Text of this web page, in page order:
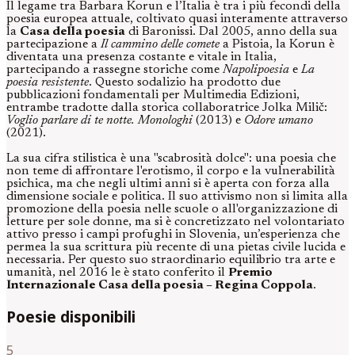
Il legame tra Barbara Korun e l’Italia è tra i più fecondi della
poesia europea attuale, coltivato quasi interamente attraverso
la Casa della poesia di Baronissi. Dal 2005, anno della sua
partecipazione a Il cammino delle cometea Pistoia, la Korun è
diventata una presenza costante e vitale in Italia,
partecipando a rassegne storiche come Napolipoesia e La
poesia resistente. Questo sodalizio ha prodotto due
pubblicazioni fondamentali per Multimedia Edizioni,
entrambe tradotte dalla storica collaboratrice Jolka Milič:
Voglio parlare di te notte. Monologhi (2013) e Odore umano
(2021).
La sua cifra stilistica è una "scabrosità dolce": una poesia che
non teme di affrontare l'erotismo, il corpo e la vulnerabilità
psichica, ma che negli ultimi anni si è aperta con forza alla
dimensione sociale e politica. Il suo attivismo non si limita alla
promozione della poesia nelle scuole o all'organizzazione di
letture per sole donne, ma si è concretizzato nel volontariato
attivo presso i campi profughi in Slovenia, un’esperienza che
permea la sua scrittura più recente di una pietas civile lucida e
necessaria. Per questo suo straordinario equilibrio tra arte e
umanità, nel 2016 le è stato conferito il Premio
Internazionale Casa della poesia – Regina Coppola.
Poesie disponibili
5